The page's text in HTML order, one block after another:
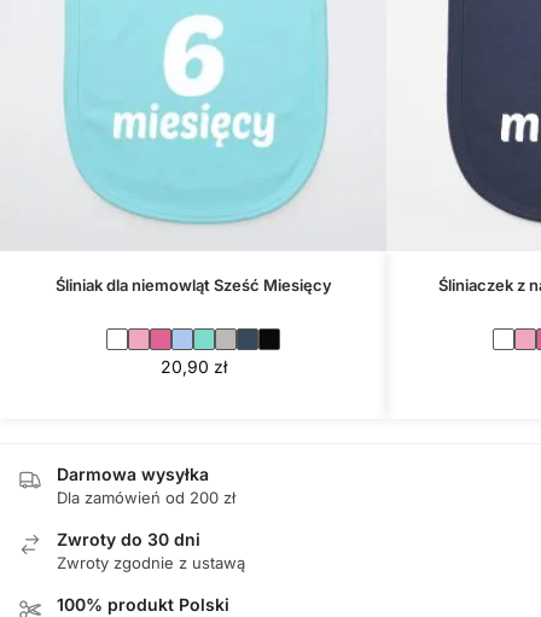
Śliniak dla niemowląt Sześć Miesięcy
20,90 zł
Śliniaczek z
Darmowa wysyłka
Dla zamówień od 200 zł
Zwroty do 30 dni
Zwroty zgodnie z ustawą
100% produkt Polski